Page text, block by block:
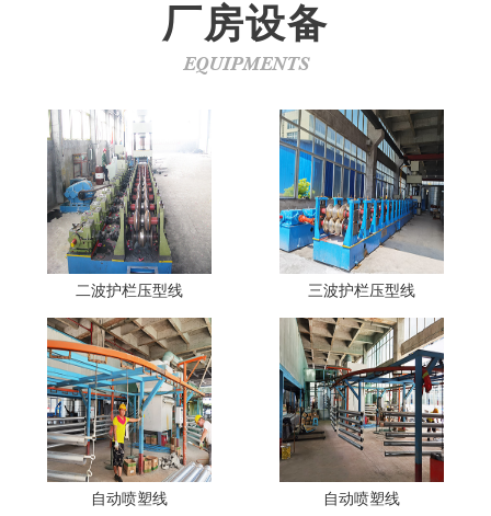
厂房设备
EQUIPMENTS
二波护栏压型线 三波护栏压型线
自动喷塑线 自动喷塑线